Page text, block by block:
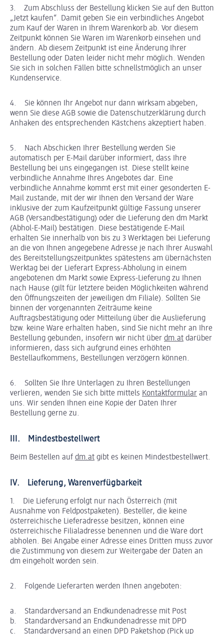
3. Zum Abschluss der Bestellung klicken Sie auf den Button
„Jetzt kaufen“. Damit geben Sie ein verbindliches Angebot
zum Kauf der Waren in Ihrem Warenkorb ab. Vor diesem
Zeitpunkt können Sie Waren im Warenkorb einsehen und
ändern. Ab diesem Zeitpunkt ist eine Änderung Ihrer
Bestellung oder Daten leider nicht mehr möglich. Wenden
Sie sich in solchen Fällen bitte schnellstmöglich an unser
Kundenservice.
4. Sie können Ihr Angebot nur dann wirksam abgeben,
wenn Sie diese AGB sowie die Datenschutzerklärung durch
Anhaken des entsprechenden Kästchens akzeptiert haben.
5. Nach Abschicken Ihrer Bestellung werden Sie
automatisch per E-Mail darüber informiert, dass Ihre
Bestellung bei uns eingegangen ist. Diese stellt keine
verbindliche Annahme Ihres Angebotes dar. Eine
verbindliche Annahme kommt erst mit einer gesonderten E-
Mail zustande, mit der wir Ihnen den Versand der Ware
inklusive der zum Kaufzeitpunkt gültige Fassung unserer
AGB (Versandbestätigung) oder die Lieferung den dm Markt
(Abhol-E-Mail) bestätigen. Diese bestätigende E-Mail
erhalten Sie innerhalb von bis zu 3 Werktagen bei Lieferung
an die von Ihnen angegebene Adresse je nach Ihrer Auswahl
des Bereitstellungszeitpunktes spätestens am übernächsten
Werktag bei der Lieferart Express-Abholung in einem
angebotenen dm Markt sowie Express-Lieferung zu Ihnen
nach Hause (gilt für letztere beiden Möglichkeiten während
den Öffnungszeiten der jeweiligen dm Filiale). Sollten Sie
binnen der vorgenannten Zeiträume keine
Auftragsbestätigung oder Mitteilung über die Auslieferung
bzw. keine Ware erhalten haben, sind Sie nicht mehr an Ihre
Bestellung gebunden, insofern wir nicht über dm.at darüber
informieren, dass sich aufgrund eines erhöhten
Bestellaufkommens, Bestellungen verzögern können.
6. Sollten Sie Ihre Unterlagen zu Ihren Bestellungen
verlieren, wenden Sie sich bitte mittels Kontaktformular an
uns. Wir senden Ihnen eine Kopie der Daten Ihrer
Bestellung gerne zu.
III. Mindestbestellwert
Beim Bestellen auf dm.at gibt es keinen Mindestbestellwert.
IV. Lieferung, Warenverfügbarkeit
1. Die Lieferung erfolgt nur nach Österreich (mit
Ausnahme von Feldpostpaketen). Besteller, die keine
österreichische Lieferadresse besitzen, können eine
österreichische Filialadresse benennen und die Ware dort
abholen. Bei Angabe einer Adresse eines Dritten muss zuvor
die Zustimmung von diesem zur Weitergabe der Daten an
dm eingeholt worden sein.
2. Folgende Lieferarten werden Ihnen angeboten:
a. Standardversand an Endkundenadresse mit Post
b. Standardversand an Endkundenadresse mit DPD
c. Standardversand an einen DPD Paketshop (Pick up